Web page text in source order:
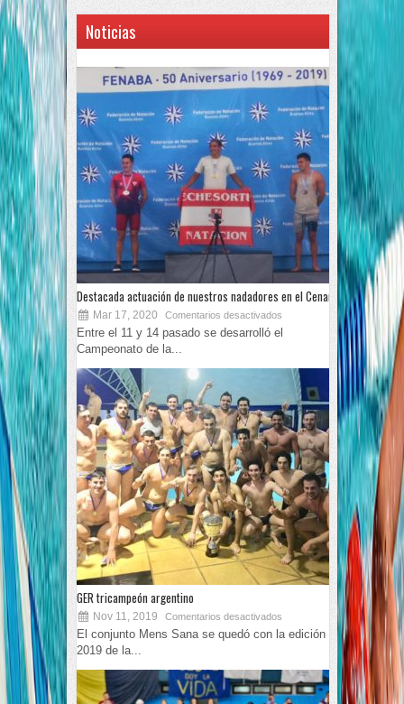
Noticias
Destacada actuación de nuestros nadadores en el Cenard
Mar 17, 2020 Comentarios desactivados
Entre el 11 y 14 pasado se desarrolló el
Campeonato de la...
GER tricampeón argentino
Nov 11, 2019 Comentarios desactivados
El conjunto Mens Sana se quedó con la edición
2019 de la...